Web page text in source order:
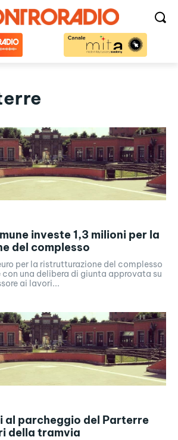
investe 1,3 milioni per la
del complesso
per la ristrutturazione del complesso
una delibera di giunta approvata su
ai lavori...
al parcheggio del Parterre
della tramvia